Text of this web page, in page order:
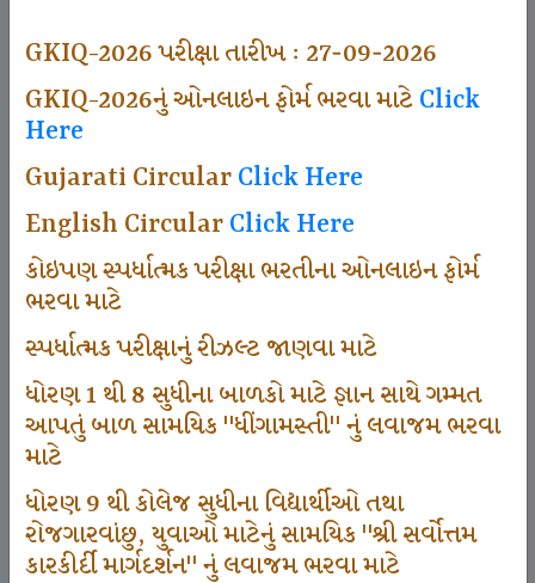
GKIQ-2026 પરીક્ષા તારીખ : 27-09-2026
GKIQ-2026નું ઓનલાઇન ફોર્મ ભરવા માટેClick
Here
Gujarati CircularClick Here
English CircularClick Here
કોઇપણ સ્પર્ધાત્મક પરીક્ષા ભરતીના ઓનલાઇન ફોર્મ
ભરવા માટે
સ્પર્ધાત્મક પરીક્ષાનું રીઝલ્ટ જાણવા માટે
ધોરણ 1 થી 8 સુધીના બાળકો માટે જ્ઞાન સાથે ગમ્મત
આપતું બાળ સામયિક "ધીંગામસ્તી" નું લવાજમ ભરવા
માટે
ધોરણ 9 થી કોલેજ સુધીના વિદ્યાર્થીઓ તથા
રોજગારવાંછુ, યુવાઓ માટેનું સામયિક "શ્રી સર્વોત્તમ
કારકીર્દી માર્ગદર્શન" નું લવાજમ ભરવા માટે
494
665
Sarvottam Karkirdi Subscripton
1000
Participate School In GKIQ